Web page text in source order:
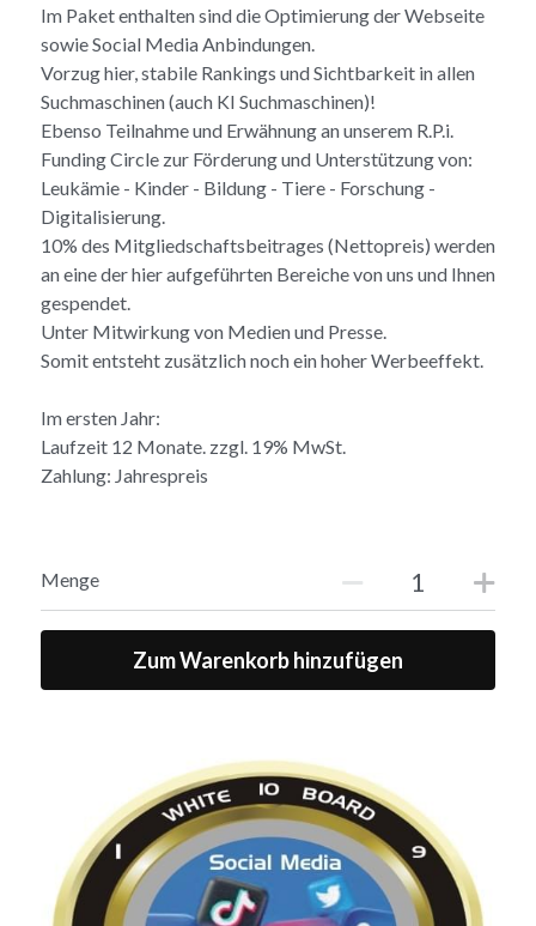
Im Paket enthalten sind die Optimierung der Webseite
sowie Social Media Anbindungen.
Vorzug hier, stabile Rankings und Sichtbarkeit in allen
Suchmaschinen (auch KI Suchmaschinen)!
Ebenso Teilnahme und Erwähnung an unserem R.P.i.
Funding Circle zur Förderung und Unterstützung von:
Leukämie - Kinder - Bildung - Tiere - Forschung -
Digitalisierung.
10% des Mitgliedschaftsbeitrages (Nettopreis) werden
an eine der hier aufgeführten Bereiche von uns und Ihnen
gespendet.
Unter Mitwirkung von Medien und Presse.
Somit entsteht zusätzlich noch ein hoher Werbeeffekt.
Im ersten Jahr:
Laufzeit 12 Monate. zzgl. 19% MwSt.
Zahlung: Jahrespreis
Menge
Zum Warenkorb hinzufügen